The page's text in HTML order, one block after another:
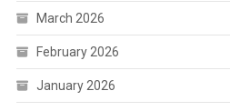
March 2026
February 2026
January 2026